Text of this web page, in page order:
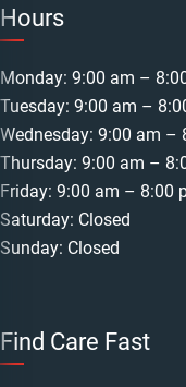
Hours
Monday: 9:00 am –
Tuesday: 9:00 am –
Wednesday: 9:00 am –
Thursday: 9:00 am –
Friday: 9:00 am – 8:00
Saturday: Closed
Sunday: Closed
Find Care Fast